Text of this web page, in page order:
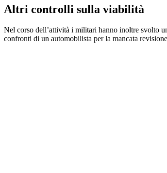
Altri controlli sulla viabilità
Nel corso dell’attività i militari hanno inoltre svolto
confronti di un automobilista per la mancata